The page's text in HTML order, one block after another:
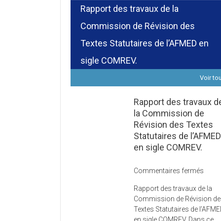
Rapport des travaux de la
Commission de Révision des
Textes Statutaires de l’AFMED en
sigle COMREV.
Voir
Rapport des travaux
la Commission de
Révision des Textes
Statutaires de l’AFMED
en sigle COMREV.
Commentaires fermés
des
de
Rapport des travaux de la
Commission de Révision
Textes Statutaires de
en sigle COMREV. Dans ce